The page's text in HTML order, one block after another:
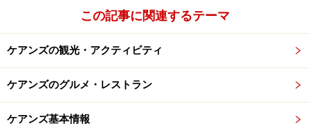
この記事に関連するテーマ
ケアンズの観光・アクティビティ
ケアンズのグルメ・レストラン
ケアンズ基本情報